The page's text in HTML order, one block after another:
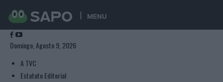
MENU
Domingo, Agosto 9, 2026
A TVC
Estatuto Editorial